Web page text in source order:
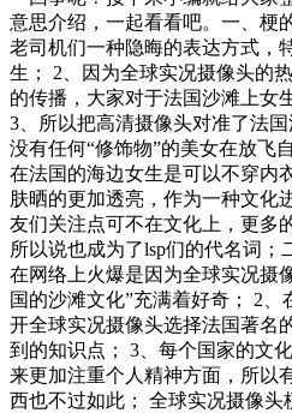
意思介绍，一起看看吧。一、梗
老司机们一种隐晦的表达方式，
生； 2、因为全球实况摄像头的
的传播，大家对于法国沙滩上女
3、所以把高清摄像头对准了法
没有任何“修饰物”的美女在放飞
在法国的海边女生是可以不穿内
肤晒的更加透亮，作为一种文化
友们关注点可不在文化上，更多
所以说也成为了lsp们的代名词；
在网络上火爆是因为全球实况摄
国的沙滩文化”充满着好奇； 2
开全球实况摄像头选择法国著名
到的知识点； 3、每个国家的文
来更加注重个人精神方面，所以
西也不过如此； 全球实况摄像头